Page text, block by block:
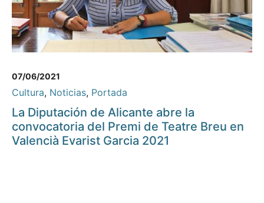
07/06/2021
Cultura, Noticias, Portada
La Diputación de Alicante abre la
convocatoria del Premi de Teatre Breu en
Valencià Evarist Garcia 2021